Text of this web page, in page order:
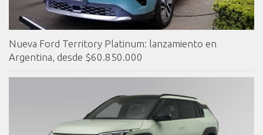
Nueva Ford Territory Platinum: lanzamiento en
Argentina, desde $60.850.000